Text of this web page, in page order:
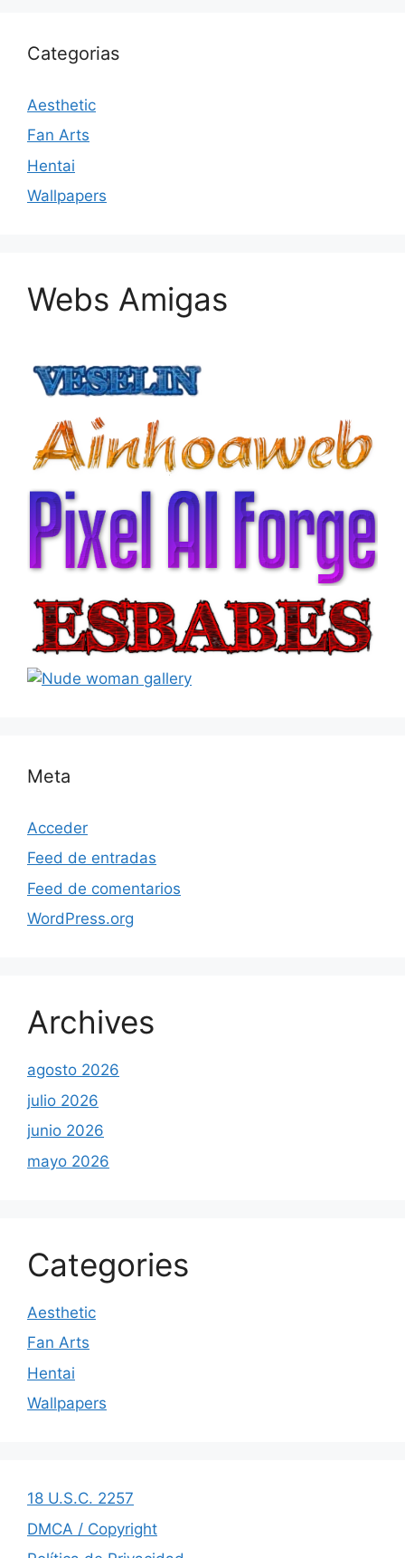
Categorias
Aesthetic
Fan Arts
Hentai
Wallpapers
Webs Amigas
Meta
Acceder
Feed de entradas
Feed de comentarios
WordPress.org
Archives
agosto 2026
julio 2026
junio 2026
mayo 2026
Categories
Aesthetic
Fan Arts
Hentai
Wallpapers
18 U.S.C. 2257
DMCA / Copyright